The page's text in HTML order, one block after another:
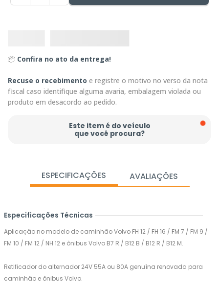
📦 Confira no ato da entrega!
Recuse o recebimento e registre o motivo no verso da nota
fiscal caso identifique alguma avaria, embalagem violada ou
produto em desacordo ao pedido.
Este item é do veículo
que você procura?
ESPECIFICAÇÕES AVALIAÇÕES
Especificações Técnicas
Aplicação no modelo de caminhão Volvo FH 12 / FH 16 / FM 7 / FM 9 /
FM 10 / FM 12 / NH 12 e ônibus Volvo B7 R / B12 B / B12 R / B12 M.
Retificador do alternador 24V 55A ou 80A genuína renovada para
caminhão e ônibus Volvo.